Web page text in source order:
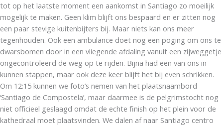
tot op het laatste moment een aankomst in Santiago zo moeilijk
mogelijk te maken. Geen klim blijft ons bespaard en er zitten nog
een paar stevige kuitenbijters bij. Maar niets kan ons meer
tegenhouden. Ook een ambulance doet nog een poging om ons te
dwarsbomen door in een vliegende afdaling vanuit een zijweggetje
ongecontroleerd de weg op te rijden. Bijna had een van ons in
kunnen stappen, maar ook deze keer blijft het bij even schrikken.
Om 12:15 kunnen we foto’s nemen van het plaatsnaambord
‘Santiago de Compostela’, maar daarmee is de pelgrimstocht nog
niet officieel geslaagd omdat de echte finish op het plein voor de
kathedraal moet plaatsvinden. We dalen af naar Santiago centro